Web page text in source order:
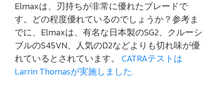
Elmaxは、刃持ちが非常に優れたブレードで
す。どの程度優れているのでしょうか？参考ま
でに、Elmaxは、有名な日本製のSG2、クルーシ
ブルのS45VN、人気のD2などよりも切れ味が優
れているとされています。 CATRAテストは
Larrin Thomasが実施しました.